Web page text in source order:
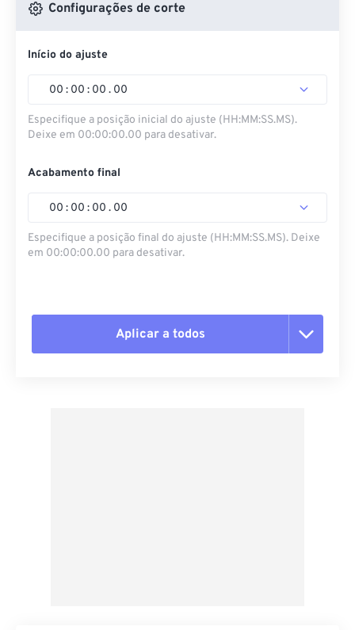
Configurações de corte
Início do ajuste
00 : 00 : 00 . 00
Especifique a posição inicial do ajuste (HH:MM:SS.MS).
Deixe em 00:00:00.00 para desativar.
Acabamento final
00 : 00 : 00 . 00
Especifique a posição final do ajuste (HH:MM:SS.MS). Deixe
em 00:00:00.00 para desativar.
Aplicar a todos